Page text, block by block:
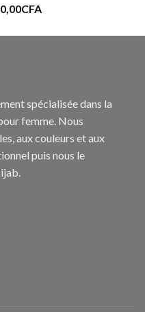
CFA
spécialisée dans la
femme. Nous
aux couleurs et aux
puis nous le